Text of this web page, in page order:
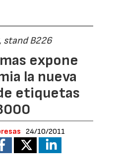
stand B226
expone
la nueva
etiquetas
24/10/2011